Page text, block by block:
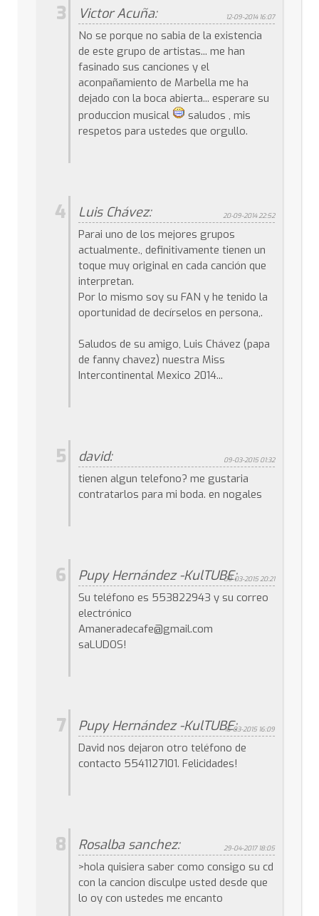
3 Victor Acuña: 12-09-2014 16:07
No se porque no sabia de la existencia
de este grupo de artistas... me han
fasinado sus canciones y el
aconpañamiento de Marbella me ha
dejado con la boca abierta... esperare su
produccion musical
saludos , mis
respetos para ustedes que orgullo.
4 Luis Chávez: 20-09-2014 22:52
Parai uno de los mejores grupos
actualmente., definitivamente tienen un
toque muy original en cada canción que
interpretan.
Por lo mismo soy su FAN y he tenido la
oportunidad de decírselos en persona,.
Saludos de su amigo, Luis Chávez (papa
de fanny chavez) nuestra Miss
Intercontinental Mexico 2014...
5 david: 09-03-2015 01:32
tienen algun telefono? me gustaria
contratarlos para mi boda. en nogales
6 Pupy Hernández -KulTUBE:09-03-2015 20:21
Su teléfono es 553822943 y su correo
electrónico
Amaneradecafe@gmail.com
saLUDOS!
7 Pupy Hernández -KulTUBE:16-03-2015 16:09
David nos dejaron otro teléfono de
contacto 5541127101. Felicidades!
8 Rosalba sanchez: 29-04-2017 18:05
>hola quisiera saber como consigo su cd
con la cancion disculpe usted desde que
lo oy con ustedes me encanto